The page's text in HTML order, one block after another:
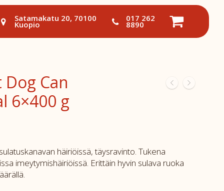
Satamakatu 20, 70100
Kuopio
017 262
8890
Can
6×400 g
häiriöissä, täysravinto. Tukena
imeytymishäiriöissä. Erittäin hyvin sulava ruoka